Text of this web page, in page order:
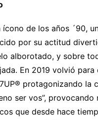
ícono de los años ´90,
por su actitud
alborotado, y sobre
En 2019 volvió para
protagonizando la
ser vos”, provocando
que desde hace